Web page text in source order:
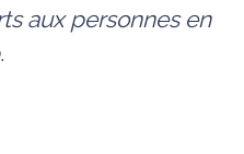
aux personnes en